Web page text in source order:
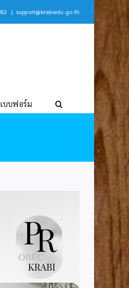
| support@krabiedu.go.th
บบฟอร์ม